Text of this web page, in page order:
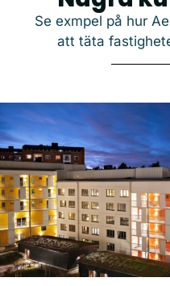
Se exmpel på hur
att täta